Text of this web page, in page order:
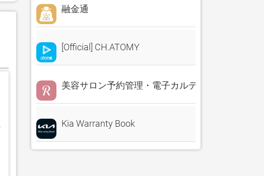
融金通
[Official] CH.ATOMY
美容サロン予約管理・電子カルテ・売上分析
Kia Warranty Book